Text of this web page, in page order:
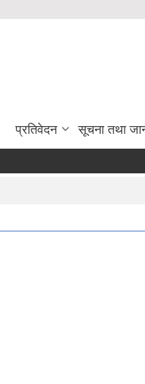
प्रतिवेदन सूचना तथा